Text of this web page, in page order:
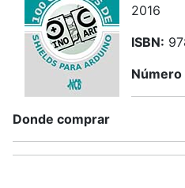
2016
ISBN:
Número
Donde comprar